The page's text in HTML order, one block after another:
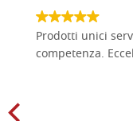
Prodotti unici
competenza.